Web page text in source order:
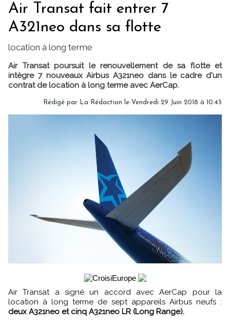
Air Transat fait entrer 7
A321neo dans sa flotte
location à long terme
Air Transat poursuit le renouvellement de sa flotte et
intègre 7 nouveaux Airbus A321neo dans le cadre d'un
contrat de location à long terme avec AerCap.
Rédigé par La Rédaction le Vendredi 29 Juin 2018 à 10:45
Air Transat a signé un accord avec AerCap pour la
location à long terme de sept appareils Airbus neufs :
deux A321neo et cinq A321neo LR (Long Range).